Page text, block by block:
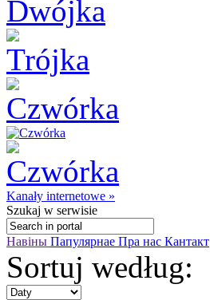
Kanały internetowe »
Szukaj w serwisie
Навіны Папулярнае Пра нас Кантакт
Sortuj według: